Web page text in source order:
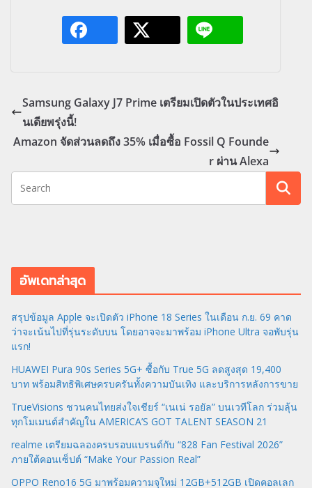
Samsung Galaxy J7 Prime เตรียมเปิดตัวในประเทศอิ
นเดียพรุ่งนี้!
Amazon จัดส่วนลดถึง 35% เมื่อซื้อ Fossil Q Founde
r ผ่าน Alexa
อัพเดทล่าสุด
สรุปข้อมูล Apple จะเปิดตัว iPhone 18 Series ในเดือน ก.ย. 69 คาด
ว่าจะเน้นไปที่รุ่นระดับบน โดยอาจจะมาพร้อม iPhone Ultra จอพับรุ่น
แรก!
HUAWEI Pura 90s Series 5G+ ซื้อกับ True 5G ลดสูงสุด 19,400
บาท พร้อมสิทธิพิเศษครบครันทั้งความบันเทิง และบริการหลังการขาย
TrueVisions ชวนคนไทยส่งใจเชียร์ “เนเน่ รอยัล” บนเวทีโลก ร่วมลุ้น
ทุกโมเมนต์สำคัญใน AMERICA’S GOT TALENT SEASON 21
realme เตรียมฉลองครบรอบแบรนด์กับ “828 Fan Festival 2026”
ภายใต้คอนเซ็ปต์ “Make Your Passion Real”
OPPO Reno16 5G มาพร้อมความจุใหม่ 12GB+512GB เปิดคอลเลก